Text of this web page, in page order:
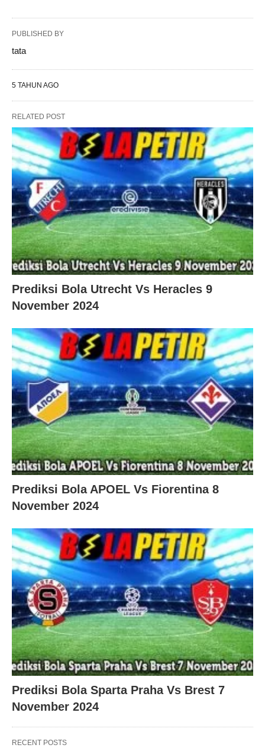
PUBLISHED BY
tata
5 TAHUN AGO
RELATED POST
Prediksi Bola Utrecht Vs Heracles 9
November 2024
Prediksi Bola APOEL Vs Fiorentina 8
November 2024
Prediksi Bola Sparta Praha Vs Brest 7
November 2024
RECENT POSTS